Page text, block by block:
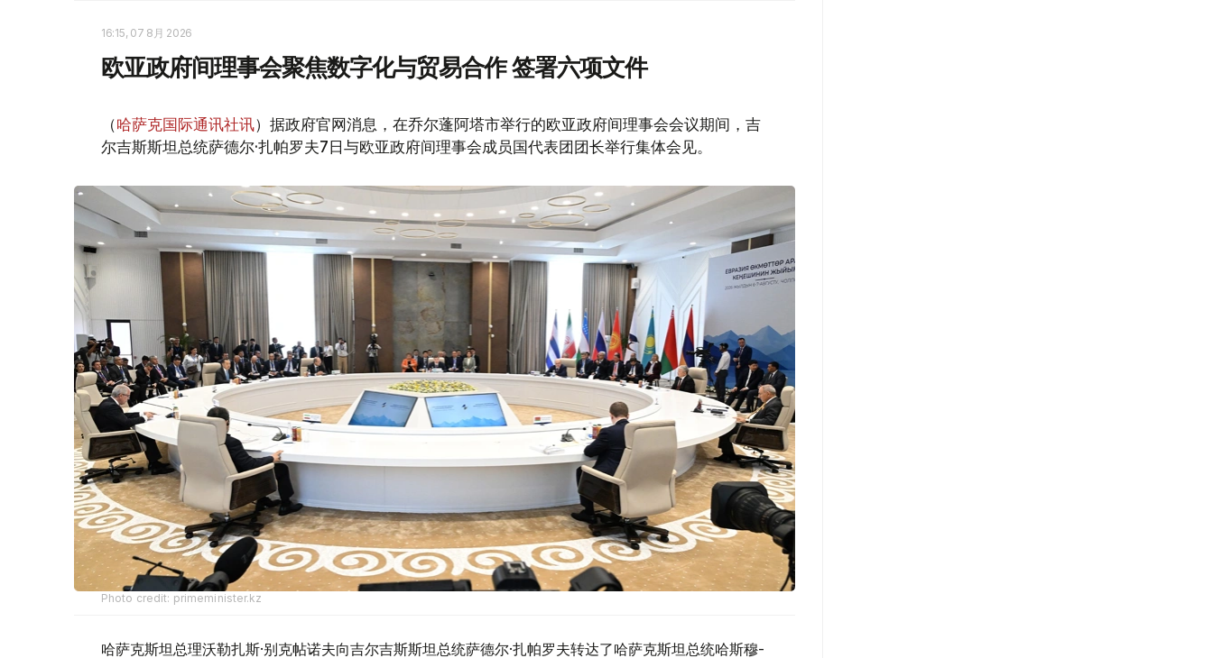
16:15, 07 8月 2026
欧亚政府间理事会聚焦数字化与贸易合作 签署六项文件
（哈萨克国际通讯社讯）据政府官网消息，在乔尔蓬阿塔市举行的欧亚政府间理事会会议期间，吉
尔吉斯斯坦总统萨德尔·扎帕罗夫7日与欧亚政府间理事会成员国代表团团长举行集体会见。
Photo credit: primeminister.kz
哈萨克斯坦总理沃勒扎斯·别克帖诺夫向吉尔吉斯斯坦总统萨德尔·扎帕罗夫转达了哈萨克斯坦总统哈斯穆-